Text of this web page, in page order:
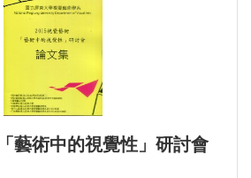
藝術中的視覺性」研討會